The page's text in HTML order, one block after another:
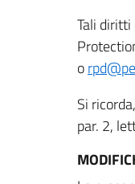
Tali
o
Si
par. 2,